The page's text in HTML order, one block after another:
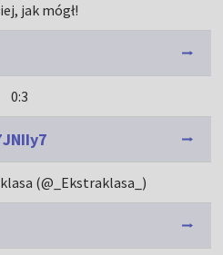
jak mógł!
0:3
(@_Ekstraklasa_)